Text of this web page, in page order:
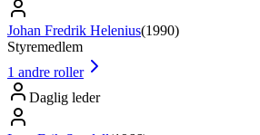
Johan Fredrik Helenius(1990)
Styremedlem
1 andre roller
Daglig leder